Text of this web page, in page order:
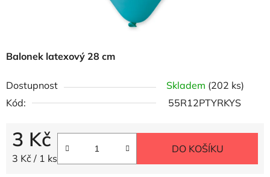
Balonek latexový 28 cm
Dostupnost Skladem (202 ks)
Kód:
55R12PTYRKYS
3 Kč
Měrná cena:
3 Kč / 1 ks
DO KOŠÍKU